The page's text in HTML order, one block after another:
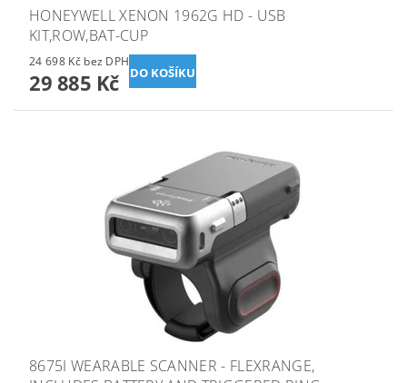
HONEYWELL XENON 1962G HD - USB
KIT,ROW,BAT-CUP
24 698 Kč bez DPH
29 885 Kč
8675I WEARABLE SCANNER - FLEXRANGE,